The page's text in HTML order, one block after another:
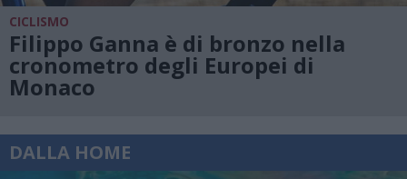
CICLISMO
Filippo Ganna è di bronzo nella
cronometro degli Europei di
Monaco
DALLA HOME